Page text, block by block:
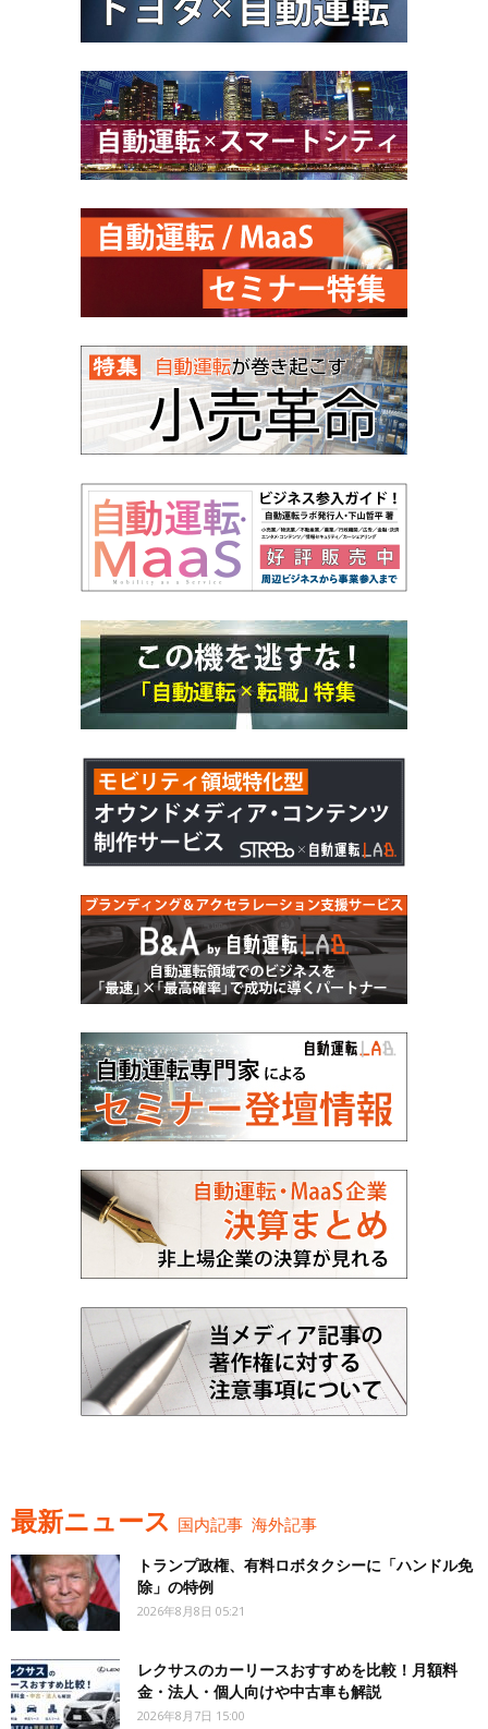
最新ニュース 国内記事 海外記事
トランプ政権、有料ロボタクシーに「ハンドル免
除」の特例
2026年8月8日 05:21
レクサスのカーリースおすすめを比較！月額料
金・法人・個人向けや中古車も解説
2026年8月7日 15:00